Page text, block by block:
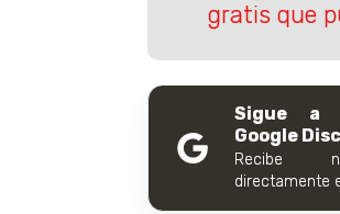
gratis que
Sigue a
Google
Recibe
directamente